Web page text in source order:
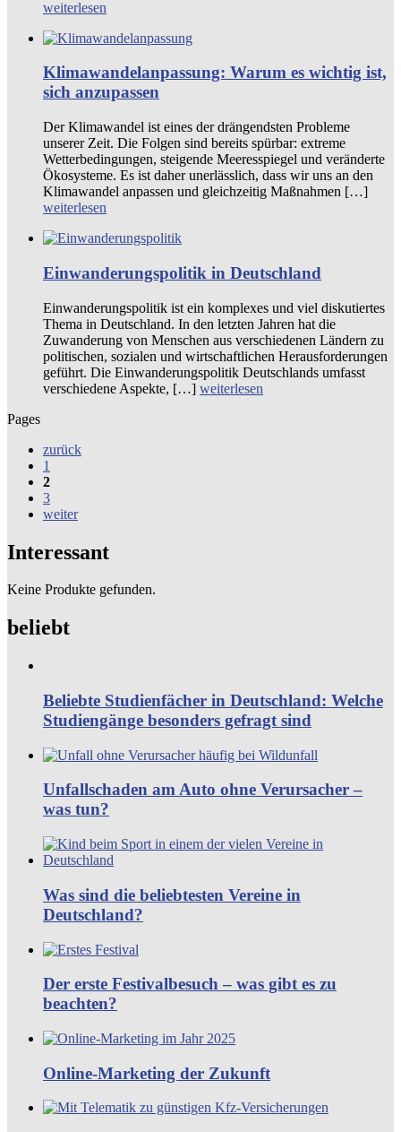
weiterlesen
Klimawandelanpassung: Warum es wichtig ist,
sich anzupassen
Der Klimawandel ist eines der drängendsten Probleme
unserer Zeit. Die Folgen sind bereits spürbar: extreme
Wetterbedingungen, steigende Meeresspiegel und veränderte
Ökosysteme. Es ist daher unerlässlich, dass wir uns an den
Klimawandel anpassen und gleichzeitig Maßnahmen […]
weiterlesen
Einwanderungspolitik in Deutschland
Einwanderungspolitik ist ein komplexes und viel diskutiertes
Thema in Deutschland. In den letzten Jahren hat die
Zuwanderung von Menschen aus verschiedenen Ländern zu
politischen, sozialen und wirtschaftlichen Herausforderungen
geführt. Die Einwanderungspolitik Deutschlands umfasst
verschiedene Aspekte, […] weiterlesen
Pages
zurück
1
2
3
weiter
Interessant
Keine Produkte gefunden.
beliebt
Beliebte Studienfächer in Deutschland: Welche
Studiengänge besonders gefragt sind
Unfallschaden am Auto ohne Verursacher –
was tun?
Was sind die beliebtesten Vereine in
Deutschland?
Der erste Festivalbesuch – was gibt es zu
beachten?
Online-Marketing der Zukunft